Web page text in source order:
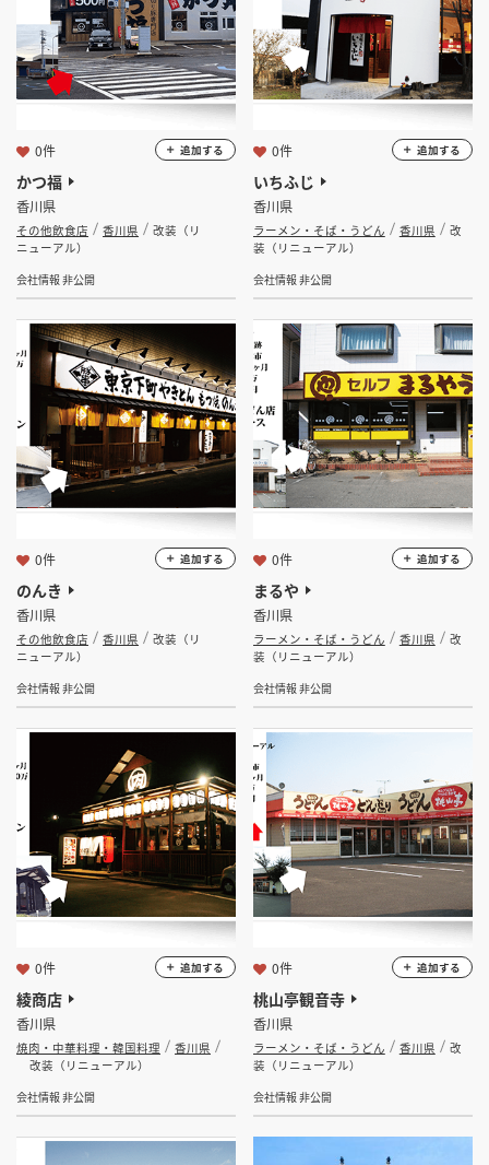
設計・施工範囲
設計施工会社 選択する
金額
坪数
坪 ～ 坪
フリーワード
検索する
かつ福
香川県
その他飲食店 香川県
改装（リ
ニューアル）
会社情報 非公開
0件 追加する
いちふじ
香川県
ラーメン・そば・うどん 香川県
改
装（リニューアル）
会社情報 非公開
0件 追加する
のんき
香川県
その他飲食店 香川県
改装（リ
ニューアル）
会社情報 非公開
0件 追加する
まるや
香川県
ラーメン・そば・うどん 香川県
改
装（リニューアル）
会社情報 非公開
0件 追加する
綾商店
香川県
焼肉・中華料理・韓国料理
香川県
改装（リニューアル）
会社情報 非公開
0件 追加する
桃山亭観音寺
香川県
ラーメン・そば・うどん 香川県
改
装（リニューアル）
会社情報 非公開
0件 追加する